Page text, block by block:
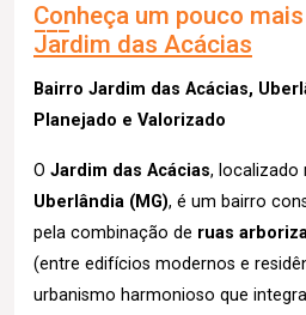
Conheça um pouco
Jardim das Acácias
Bairro Jardim das Acácias,
Planejado e Valorizado
O Jardim das Acácias, localizado
Uberlândia (MG), é um bairro
pela combinação de ruas
(entre edifícios modernos e
urbanismo harmonioso que